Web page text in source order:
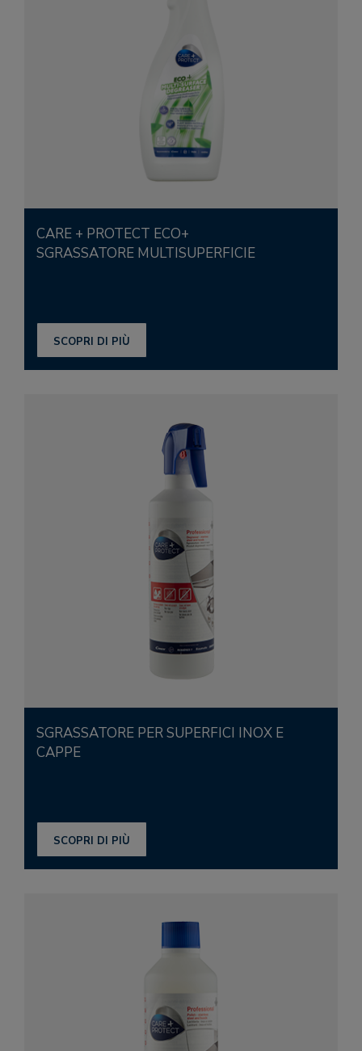
CARE + PROTECT ECO+
SGRASSATORE MULTISUPERFICIE
SCOPRI DI PIÙ
SGRASSATORE PER SUPERFICI INOX E
CAPPE
SCOPRI DI PIÙ